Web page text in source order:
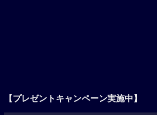
【プレゼントキャンペーン実施中】